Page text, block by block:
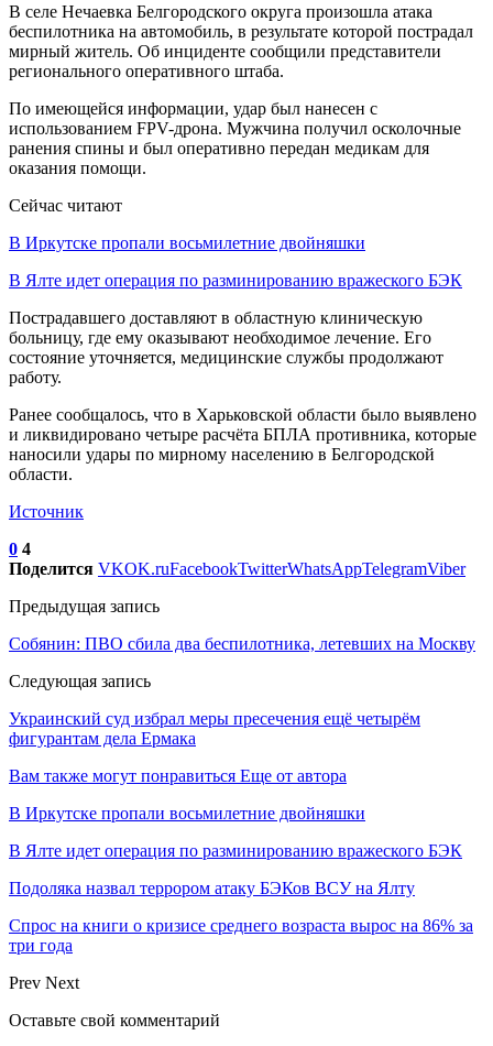
В селе Нечаевка Белгородского округа произошла атака
беспилотника на автомобиль, в результате которой пострадал
мирный житель. Об инциденте сообщили представители
регионального оперативного штаба.
По имеющейся информации, удар был нанесен с
использованием FPV-дрона. Мужчина получил осколочные
ранения спины и был оперативно передан медикам для
оказания помощи.
Сейчас читают
В Иркутске пропали восьмилетние двойняшки
В Ялте идет операция по разминированию вражеского БЭК
Пострадавшего доставляют в областную клиническую
больницу, где ему оказывают необходимое лечение. Его
состояние уточняется, медицинские службы продолжают
работу.
Ранее сообщалось, что в Харьковской области было выявлено
и ликвидировано четыре расчёта БПЛА противника, которые
наносили удары по мирному населению в Белгородской
области.
Источник
0 4
Поделится VKOK.ruFacebookTwitterWhatsAppTelegramViber
Предыдущая запись
Собянин: ПВО сбила два беспилотника, летевших на Москву
Следующая запись
Украинский суд избрал меры пресечения ещё четырём
фигурантам дела Ермака
Вам также могут понравиться Еще от автора
В Иркутске пропали восьмилетние двойняшки
В Ялте идет операция по разминированию вражеского БЭК
Подоляка назвал террором атаку БЭКов ВСУ на Ялту
Спрос на книги о кризисе среднего возраста вырос на 86% за
три года
Prev Next
Оставьте свой комментарий